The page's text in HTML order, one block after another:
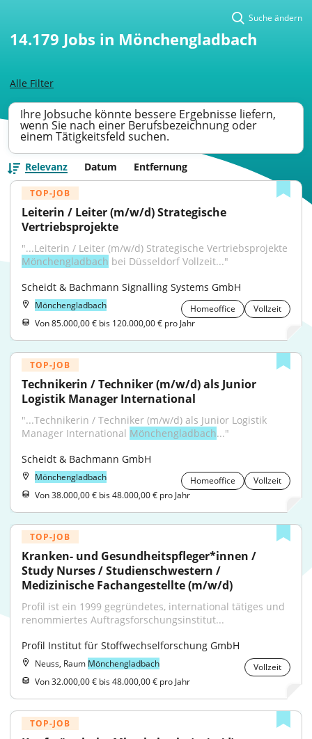
Alle Filter
Suche ändern
14.179 Jobs in Mönchengladbach
Ihre Jobsuche könnte bessere Ergebnisse liefern,
wenn Sie nach einer Berufsbezeichnung oder
einem Tätigkeitsfeld suchen.
Relevanz Datum Entfernung
TOP-JOB
Leiterin / Leiter (m/w/d) Strategische
Vertriebsprojekte
Mönchengladbach bei Düsseldorf Vollzeit..."
Scheidt & Bachmann Signalling Systems GmbH
Mönchengladbach Homeoffice
Vollzeit
Von 85.000,00 € bis 120.000,00 € pro Jahr
TOP-JOB
Technikerin / Techniker (m/w/d) als Junior
Logistik Manager International
"...Technikerin / Techniker (m/w/d) als Junior Logistik
Manager International Mönchengladbach..."
Scheidt & Bachmann GmbH
Mönchengladbach Homeoffice
Vollzeit
Von 38.000,00 € bis 48.000,00 € pro Jahr
TOP-JOB
Kranken- und Gesundheitspfleger*innen /
Study Nurses / Studienschwestern /
Medizinische Fachangestellte (m/w/d)
Profil ist ein 1999 gegründetes, international tätiges und
renommiertes Auftragsforschungsinstitut...
Profil Institut für Stoffwechselforschung GmbH
Neuss, Raum Mönchengladbach
Vollzeit
Von 32.000,00 € bis 48.000,00 € pro Jahr
TOP-JOB